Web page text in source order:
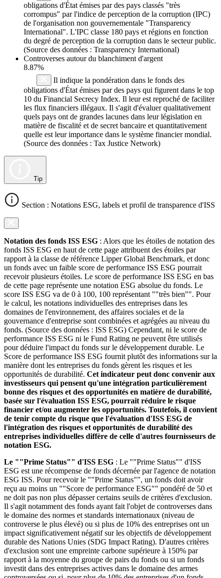
obligations d'État émises par des pays classés "très
corrompus" par l'indice de perception de la corruption (IPC)
de l'organisation non gouvernementale "Transparency
International". L'IPC classe 180 pays et régions en fonction
du degré de perception de la corruption dans le secteur public.
(Source des données : Transparency International)
Controverses autour du blanchiment d'argent
8.87%
Il indique la pondération dans le fonds des
obligations d'État émises par des pays qui figurent dans le top
10 du Financial Secrecy Index. Il leur est reproché de faciliter
les flux financiers illégaux. Il s'agit d'évaluer qualitativement
quels pays ont de grandes lacunes dans leur législation en
matière de fiscalité et de secret bancaire et quantitativement
quelle est leur importance dans le système financier mondial.
(Source des données : Tax Justice Network)
Tip
Section : Notations ESG, labels et profil de transparence d'ISS
Notation des fonds ISS ESG : Alors que les étoiles de notation des
fonds ISS ESG en haut de cette page attribuent des étoiles par
rapport à la classe de référence Lipper Global Benchmark, et donc
un fonds avec un faible score de performance ISS ESG pourrait
recevoir plusieurs étoiles. Le score de performance ISS ESG en bas
de cette page représente une notation ESG absolue du fonds. Le
score ISS ESG va de 0 à 100, 100 représentant ""très bien"". Pour
le calcul, les notations individuelles des entreprises dans les
domaines de l'environnement, des affaires sociales et de la
gouvernance d'entreprise sont combinées et agrégées au niveau du
fonds. (Source des données : ISS ESG) Cependant, ni le score de
performance ISS ESG ni le Fund Rating ne peuvent être utilisés
pour déduire l'impact du fonds sur le développement durable. Le
Score de performance ISS ESG fournit plutôt des informations sur la
manière dont les entreprises du fonds gèrent les risques et les
opportunités de durabilité. Cet indicateur peut donc convenir aux
investisseurs qui pensent qu'une intégration particulièrement
bonne des risques et des opportunités en matière de durabilité,
basée sur l'évaluation ISS ESG, pourrait réduire le risque
financier et/ou augmenter les opportunités. Toutefois, il convient
de tenir compte du risque que l'évaluation d'ISS ESG de
l'intégration des risques et opportunités de durabilité des
entreprises individuelles diffère de celle d'autres fournisseurs de
notation ESG.
Le ""Prime Status"" d'ISS ESG : Le ""Prime Status"" d'ISS
ESG est une récompense de fonds décernée par l'agence de notation
ESG ISS. Pour recevoir le ""Prime Status"", un fonds doit avoir
reçu au moins un ""Score de performance ESG"" pondéré de 50 et
ne doit pas non plus dépasser certains seuils de critères d'exclusion.
Il s'agit notamment des fonds ayant fait l'objet de controverses dans
le domaine des normes et standards internationaux (niveau de
controverse le plus élevé) ou si plus de 10% des entreprises ont un
impact significativement négatif sur les objectifs de développement
durable des Nations Unies (SDG Impact Rating). D'autres critères
d'exclusion sont une empreinte carbone supérieure à 150% par
rapport à la moyenne du groupe de pairs du fonds ou si un fonds
investit dans des entreprises actives dans le domaine des armes